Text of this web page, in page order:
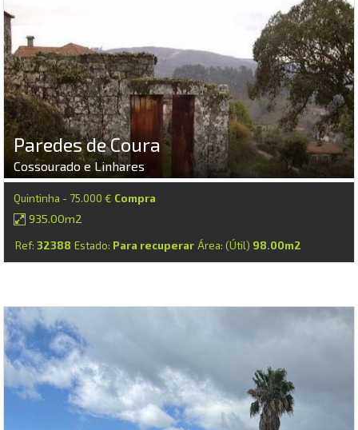
Paredes de Coura
Cossourado e Linhares
Quintinha - 75.000 € Compra
935.00m2
Ref: 32388 Estado: Para recuperar Área: (Útil) 98.00m2